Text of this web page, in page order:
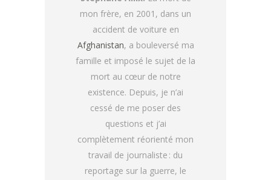
mon frère, en 2001, dans un
accident de voiture en
Afghanistan, a bouleversé ma
famille et imposé le sujet de la
mort au cœur de notre
existence. Depuis, je n’ai
cessé de me poser des
questions et j’ai
complètement réorienté mon
travail de journaliste : du
reportage sur la guerre, le